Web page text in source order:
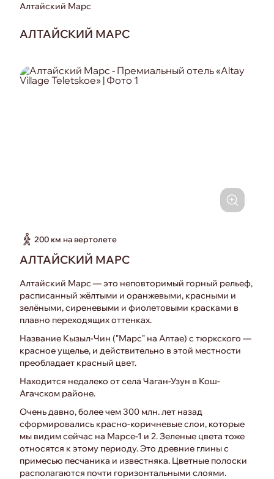
Алтайский Марс
АЛТАЙСКИЙ МАРС
200 км на вертолете
АЛТАЙСКИЙ МАРС
Алтайский Марс — это неповторимый горный рельеф,
расписанный жёлтыми и оранжевыми, красными и
зелёными, сиреневыми и фиолетовыми красками в
плавно переходящих оттенках.
Название Кызыл-Чин ("Марс" на Алтае) с тюркского —
красное ущелье, и действительно в этой местности
преобладает красный цвет.
Находится недалеко от села Чаган-Узун в Кош-
Агачском районе.
Очень давно, более чем 300 млн. лет назад
сформировались красно-коричневые слои, которые
мы видим сейчас на Марсе-1 и 2. Зеленые цвета тоже
относятся к этому периоду. Это древние глины с
примесью песчаника и известняка. Цветные полоски
располагаются почти горизонтальными слоями.